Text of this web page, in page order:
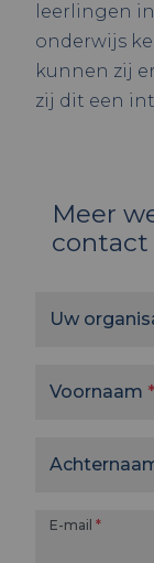
leerlingen
onderwijs
kunnen zij
zij dit een
Meer
contact
Uw
Voornaam
E-mail